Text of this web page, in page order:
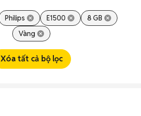
Philips E1500
8 GB
Vàng
Xóa tất cả bộ lọc